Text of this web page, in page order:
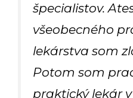
špecialistov.
všeobecného
lekárstva som
Potom som
praktický lekár